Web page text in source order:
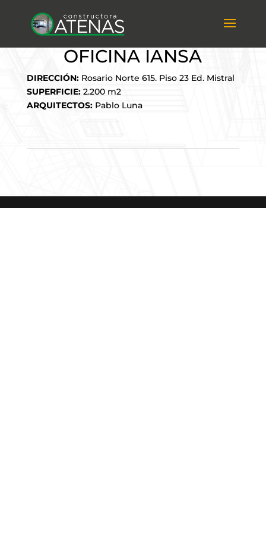
OFICINA IANSA
DIRECCIÓN: Rosario Norte 615. Piso 23 Ed. Mistral
SUPERFICIE:2.200 m2
ARQUITECTOS: Pablo Luna